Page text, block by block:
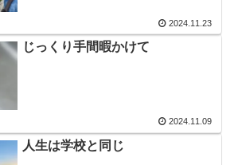
2024.11.23
じっくり手間暇かけて
2024.11.09
人生は学校と同じ